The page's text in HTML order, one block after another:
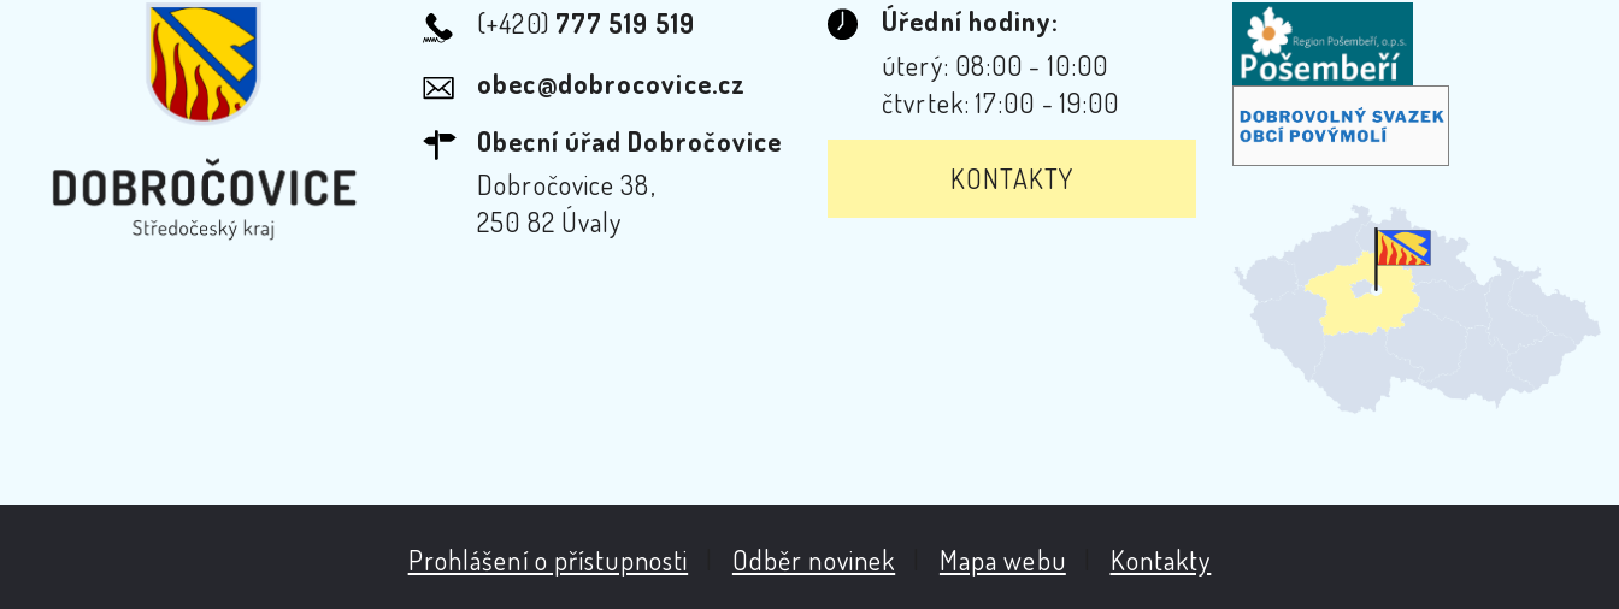
(+420) 777 519 519
obec@dobrocovice.cz
Obecní úřad Dobročovice
Dobročovice 38,
250 82 Úvaly
Úřední hodiny:
úterý: 08:00 - 10:00
čtvrtek: 17:00 - 19:00
KONTAKTY
Prohlášení o přístupnosti Odběr novinek Mapa webu Kontakty